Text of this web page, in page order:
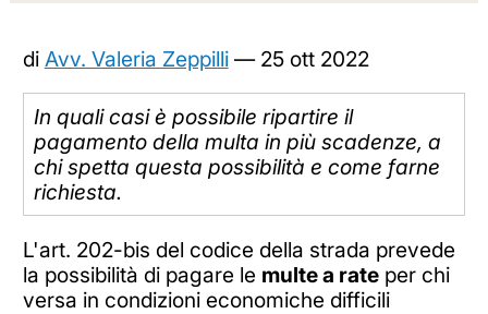
di Avv. Valeria Zeppilli— 25 ott 2022
In quali casi è possibile ripartire il
pagamento della multa in più scadenze, a
chi spetta questa possibilità e come farne
richiesta.
L'art. 202-bis del codice della strada prevede
la possibilità di pagare le multe a rateper chi
versa in condizioni economiche difficili